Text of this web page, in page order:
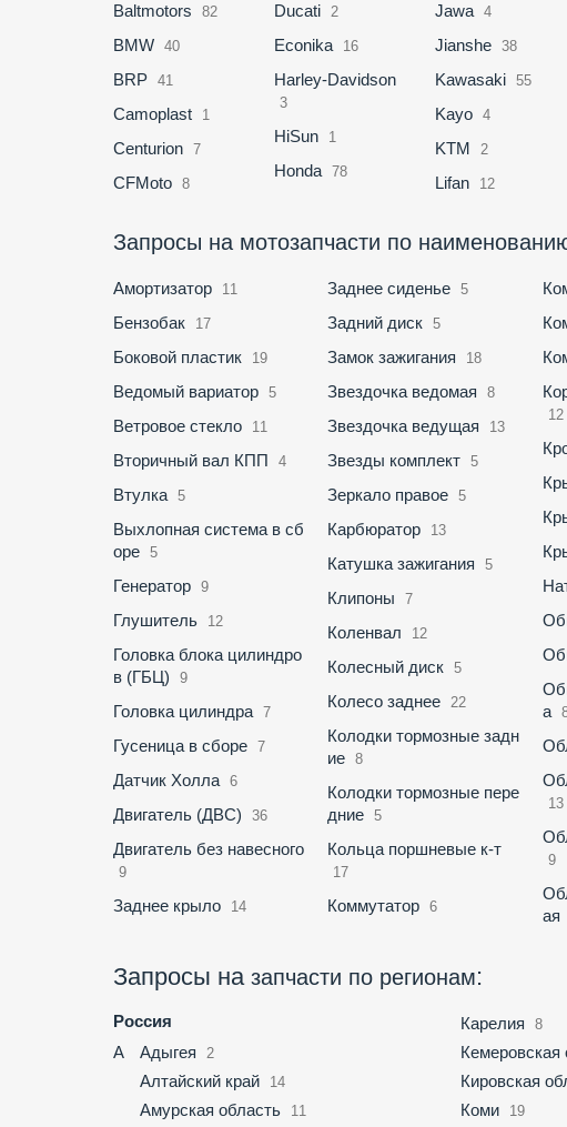
Baltmotors 82
BMW 40
BRP 41
Camoplast 1
Centurion 7
CFMoto 8
Ducati 2
Econika 16
Harley-Davidson
3
HiSun 1
Honda 78
Jawa 4
Jianshe 38
Kawasaki 55
Kayo 4
KTM 2
Lifan 12
Запросы на мотозапчасти по
Амортизатор 11
Бензобак 17
Боковой пластик 19
Ведомый вариатор 5
Ветровое стекло 11
Вторичный вал КПП 4
Втулка 5
Выхлопная система в сб
оре 5
Генератор 9
Глушитель 12
Головка блока цилиндро
в (ГБЦ)
9
Головка цилиндра 7
Гусеница в сборе 7
Датчик Холла 6
Двигатель (ДВС) 36
Двигатель без навесного
9
Заднее крыло 14
Заднее сиденье 5
Задний диск 5
Замок зажигания 18
Звездочка ведомая 8
Звездочка ведущая 13
Звезды комплект 5
Зеркало правое 5
Карбюратор 13
Катушка зажигания 5
Клипоны 7
Коленвал 12
Колесный диск 5
Колесо заднее 22
Колодки тормозные задн
ие
8
Колодки тормозные пере
дние
5
Кольца поршневые к-т
17
Коммутатор 6
12
а
13
9
ая
Запросы на запчасти по регионам:
Россия
А
Адыгея 2
Алтайский край 14
Амурская область 11
Карелия 8
Кемеровская
Кировская
Коми 19